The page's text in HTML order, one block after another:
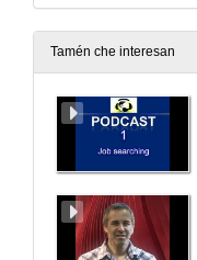
Tamén che interesan